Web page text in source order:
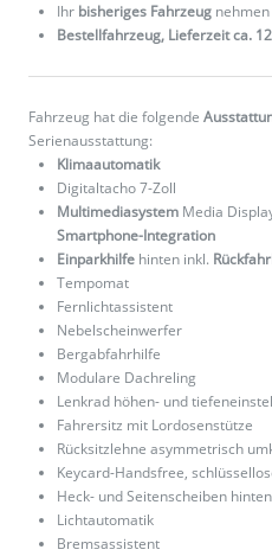
Ihr bisheriges Fahrzeug
Bestellfahrzeug, Lieferzeit ca.
Fahrzeug hat die folgende
Serienausstattung:
Klimaautomatik
Digitaltacho 7-Zoll
Multimediasystem Media
Smartphone-Integration
Einparkhilfe hinten inkl.
Tempomat
Fernlichtassistent
Nebelscheinwerfer
Bergabfahrhilfe
Modulare Dachreling
Lenkrad höhen- und
Fahrersitz mit Lordosenstütze
Rücksitzlehne asymmetrisch
Keycard-Handsfree,
Heck- und Seitenscheiben
Lichtautomatik
Bremsassistent